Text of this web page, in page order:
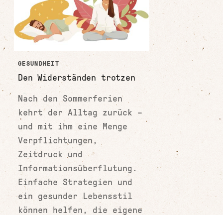
GESUNDHEIT
Den Widerständen trotzen
Nach den Sommerferien
kehrt der Alltag zurück –
und mit ihm eine Menge
Verpflichtungen,
Zeitdruck und
Informationsüberflutung.
Einfache Strategien und
ein gesunder Lebensstil
können helfen, die eigene